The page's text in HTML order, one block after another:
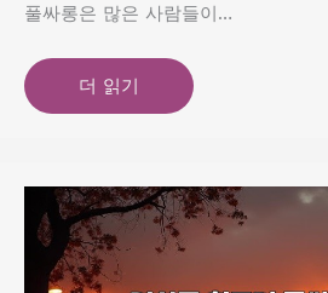
풀싸롱은 많은 사람들이…
더 읽기